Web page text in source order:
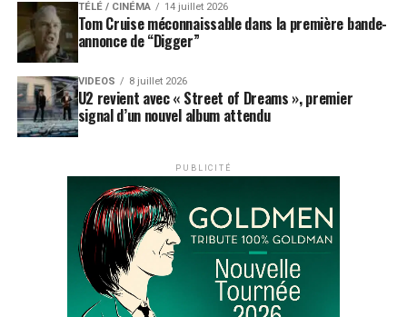
TÉLÉ / CINÉMA 14 juillet 2026
Tom Cruise méconnaissable dans la première bande-
annonce de “Digger”
VIDEOS 8 juillet 2026
U2 revient avec « Street of Dreams », premier
signal d’un nouvel album attendu
PUBLICITÉ